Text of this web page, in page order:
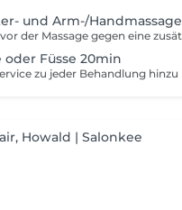
und Arm-/Handmassage
oder Füsse 20min
zu jeder Behandlung hinzu